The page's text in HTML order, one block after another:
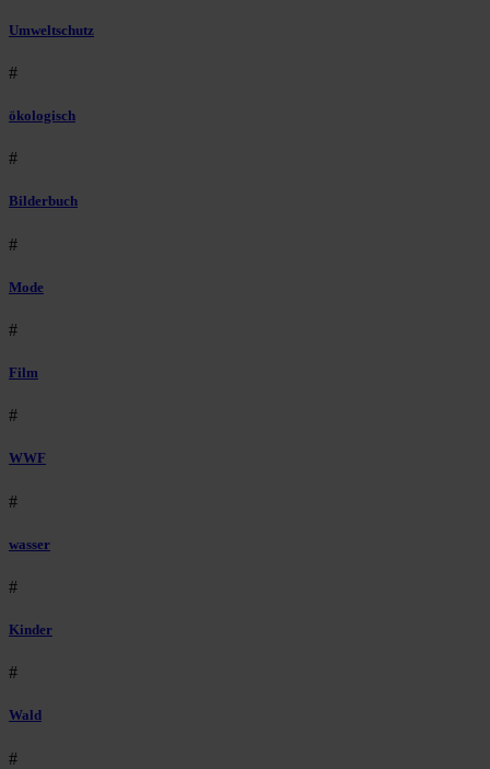
Umweltschutz
#
ökologisch
#
Bilderbuch
#
Mode
#
Film
#
WWF
#
wasser
#
Kinder
#
Wald
#